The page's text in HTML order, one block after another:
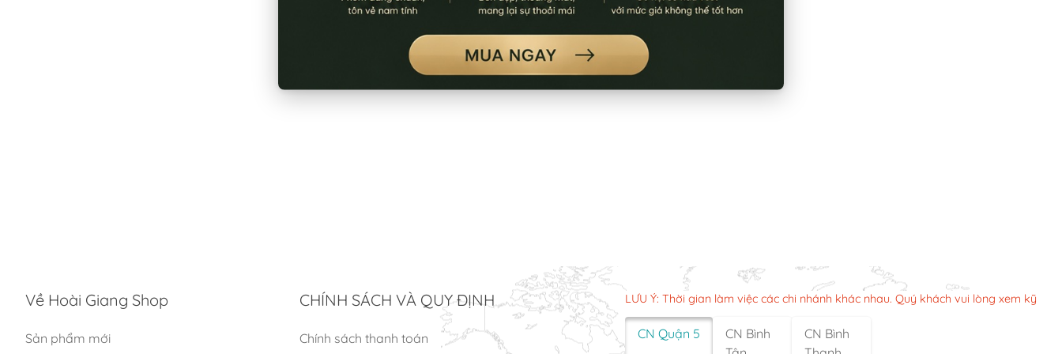
Về Hoài Giang Shop
Sản phẩm mới
CHÍNH SÁCH VÀ QUY ĐỊNH
Chính sách thanh toán
LƯU Ý: Thời gian làm việc các chi nhánh khác nhau. Quý khách vui lòng xem kỹ
CN Quận 5
CN Bình
CN Bình